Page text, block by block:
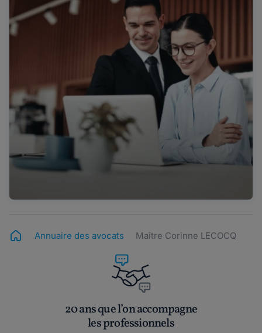
Annuaire des avocats Maître Corinne LECOCQ
20 ans que l’on accompagne
les professionnels